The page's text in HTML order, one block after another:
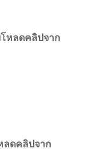
โหลดคลิปจาก
ลดคลิปจาก